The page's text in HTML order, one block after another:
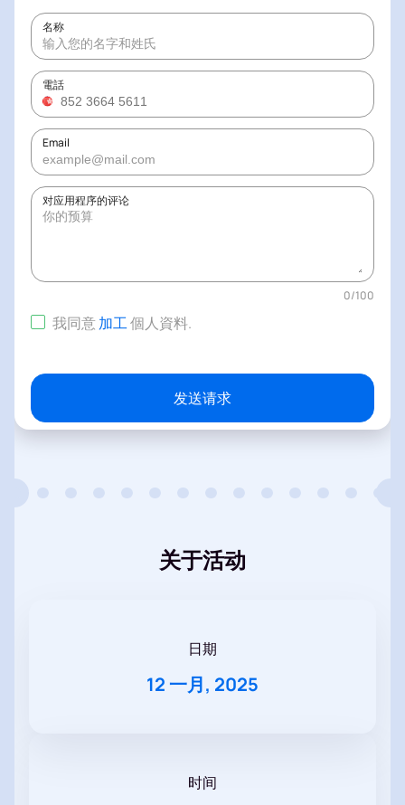
名称
電話
Email
对应用程序的评论
0/100
我同意加工個人資料.
发送请求
关于活动
日期
12 一月, 2025
时间